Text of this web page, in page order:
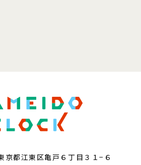
都江東区亀戸６丁目３１−６